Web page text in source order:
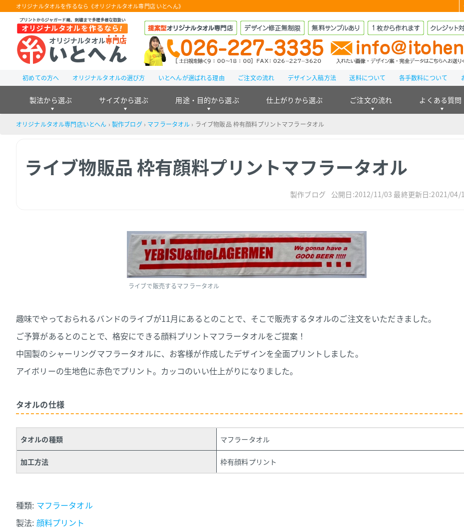
オリジナルタオルを作るなら《オリジナルタオル専門店 いとへん》
初めての方へ オリジナルタオルの選び方 いとへんが選ばれる理由 ご注文の流れ デザイン入稿方法 送料について 各手数料について
製法から選ぶ サイズから選ぶ 用途・目的から選ぶ 仕上がりから選ぶ ご注文の流れ よくある質問
オリジナルタオル専門店いとへん › 製作ブログ › マフラータオル › ライブ物販品 枠有顔料プリントマフラータオル
ライブ物販品 枠有顔料プリントマフラータオル
製作ブログ 公開日:2012/11/03 最終更新日:2021/04/
ライブで販売するマフラータオル
趣味でやっておられるバンドのライブが11月にあるとのことで、そこで販売するタオルのご注文をいただきました。
ご予算があるとのことで、格安にできる顔料プリントマフラータオルをご提案！
中国製のシャーリングマフラータオルに、お客様が作成したデザインを全面プリントしました。
アイボリーの生地色に赤色でプリント。カッコのいい仕上がりになりました。
タオルの仕様
タオルの種類 マフラータオル
加工方法 枠有顔料プリント
種類: マフラータオル
製法: 顔料プリント